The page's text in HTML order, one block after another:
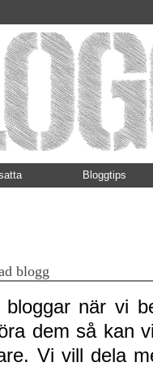
Bloggtips
blogg
när vi
dem så kan
Vi vill dela